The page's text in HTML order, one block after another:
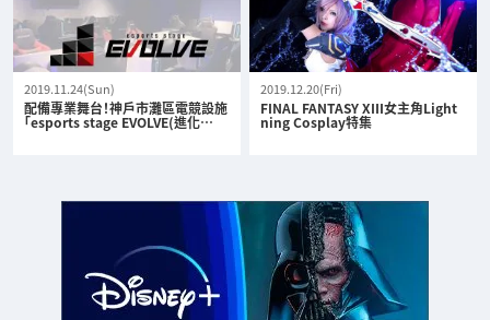
2019.11.24(Sun)
配備專業舞台！神戶市灘區電競設施
「esports stage EVOLVE(進化…
2019.12.20(Fri)
FINAL FANTASY XIII女主角Light
ning Cosplay特集